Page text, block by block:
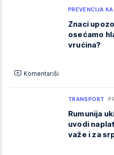
PREVENCIJA
Znaci
osećamo
vrućina?
Komentariši
TRANSPORT
Rumunija
uvodi
važe i za